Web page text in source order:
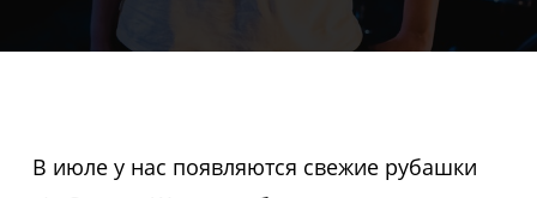
В июле у нас появляются свежие рубашки